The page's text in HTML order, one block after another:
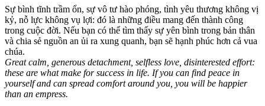
Sự bình tĩnh trầm ổn, sự vô tư hào phóng, tình yêu thương không vị
kỷ, nỗ lực không vụ lợi: đó là những điều mang đến thành công
trong cuộc đời. Nếu bạn có thể tìm thấy sự yên bình trong bản thân
và chia sẻ nguồn an ủi ra xung quanh, bạn sẽ hạnh phúc hơn cả vua
chúa.
Great calm, generous detachment, selfless love, disinterested effort:
these are what make for success in life. If you can find peace in
yourself and can spread comfort around you, you will be happier
than an empress.